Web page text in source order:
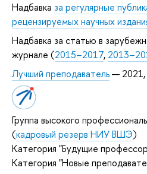
Надбавка за регулярные
рецензируемых научных
Надбавка за статью в
журнале (2015–2017,
Лучший преподаватель— 2021,
Группа высокого
(кадровый резерв НИУ ВШЭ)
Категория "Будущие
Категория "Новые